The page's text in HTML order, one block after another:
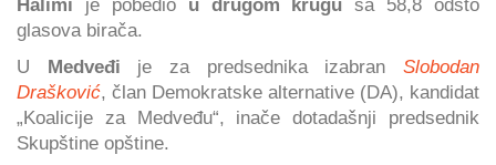
Halimi je pobedio u drugom krugu sa 58,8 odsto
glasova birača.
U Medveđi je za predsednika izabranSlobodan
Drašković, član Demokratske alternative (DA), kandidat
„Koalicije za Medveđu“, inače dotadašnji predsednik
Skupštine opštine.